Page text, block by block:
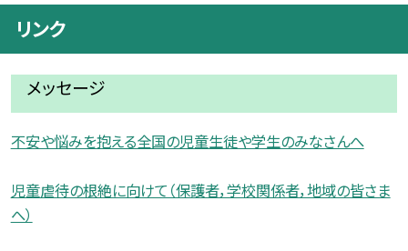
リンク
メッセージ
不安や悩みを抱える全国の児童生徒や学生のみなさんへ
児童虐待の根絶に向けて（保護者，学校関係者，地域の皆さま
へ）